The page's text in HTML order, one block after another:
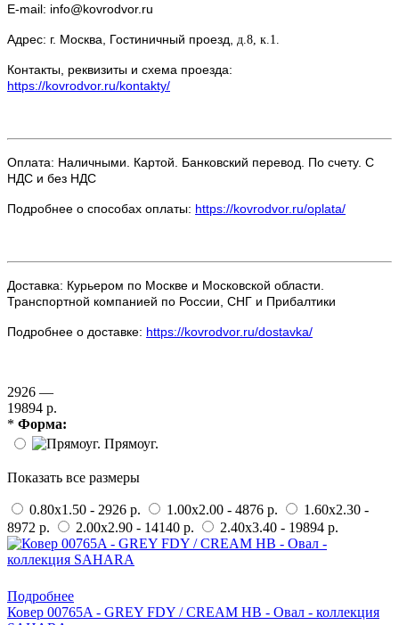
E-mail: info@kovrodvor.ru
Адрес: г. Москва, Гостиничный проезд, д.8, к.1.
Контакты, реквизиты и схема проезда:
https://kovrodvor.ru/kontakty/
Оплата: Наличными. Картой. Банковский перевод. По счету. С
НДС и без НДС
Подробнее о способах оплаты: https://kovrodvor.ru/oplata/
Доставка: Курьером по Москве и Московской области.
Транспортной компанией по России, СНГ и Прибалтики
Подробнее о доставке: https://kovrodvor.ru/dostavka/
2926 —
19894 р.
* Форма:
Прямоуг.
Показать все размеры
0.80x1.50 - 2926 р. 1.00x2.00 - 4876 р.
1.60x2.30 -
8972 р.
2.00x2.90 - 14140 р. 2.40x3.40 - 19894 р.
Подробнее
Ковер 00765A - GREY FDY / CREAM HB - Овал - коллекция